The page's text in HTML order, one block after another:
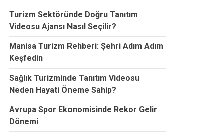
Turizm Sektöründe Doğru Tanıtım
Videosu Ajansı Nasıl Seçilir?
Manisa Turizm Rehberi: Şehri Adım Adım
Keşfedin
Sağlık Turizminde Tanıtım Videosu
Neden Hayati Öneme Sahip?
Avrupa Spor Ekonomisinde Rekor Gelir
Dönemi